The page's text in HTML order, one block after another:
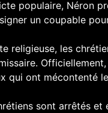
populaire, Néron
un coupable
religieuse, les
qui ont mécontenté
sont arrêtés et